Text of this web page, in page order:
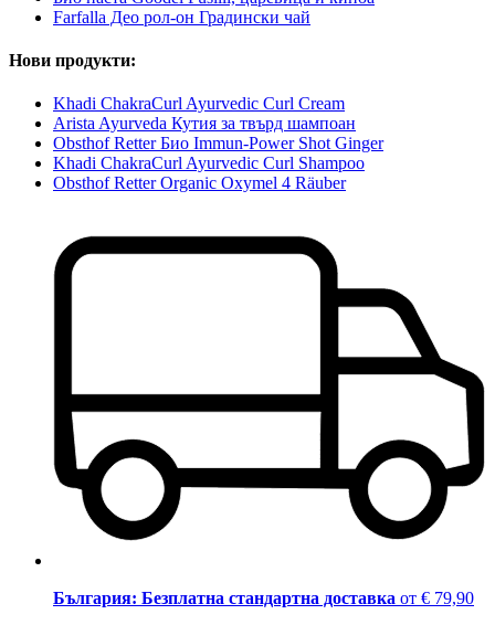
Farfalla Део рол-он Градински чай
Нови продукти:
Khadi ChakraCurl Ayurvedic Curl Cream
Arista Ayurveda Кутия за твърд шампоан
Obsthof Retter Био Immun-Power Shot Ginger
Khadi ChakraCurl Ayurvedic Curl Shampoo
Obsthof Retter Organic Oxymel 4 Räuber
България: Безплатна стандартна доставка от € 79,90